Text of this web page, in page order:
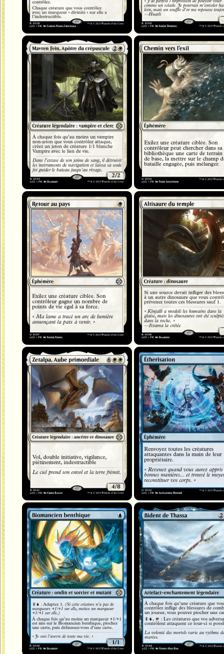
Mavren Fein, Apôtre du crépuscule Chemin vers l'exil
Retour au pays Altisaure du temple
Zetalpa, Aube primordiale Étherisation
Biomancien benthique Bident de Thassa